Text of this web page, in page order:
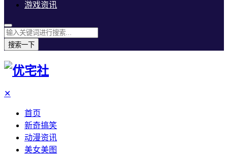
游戏资讯
搜索一下
✕
首页
新奇搞笑
动漫资讯
美女美图